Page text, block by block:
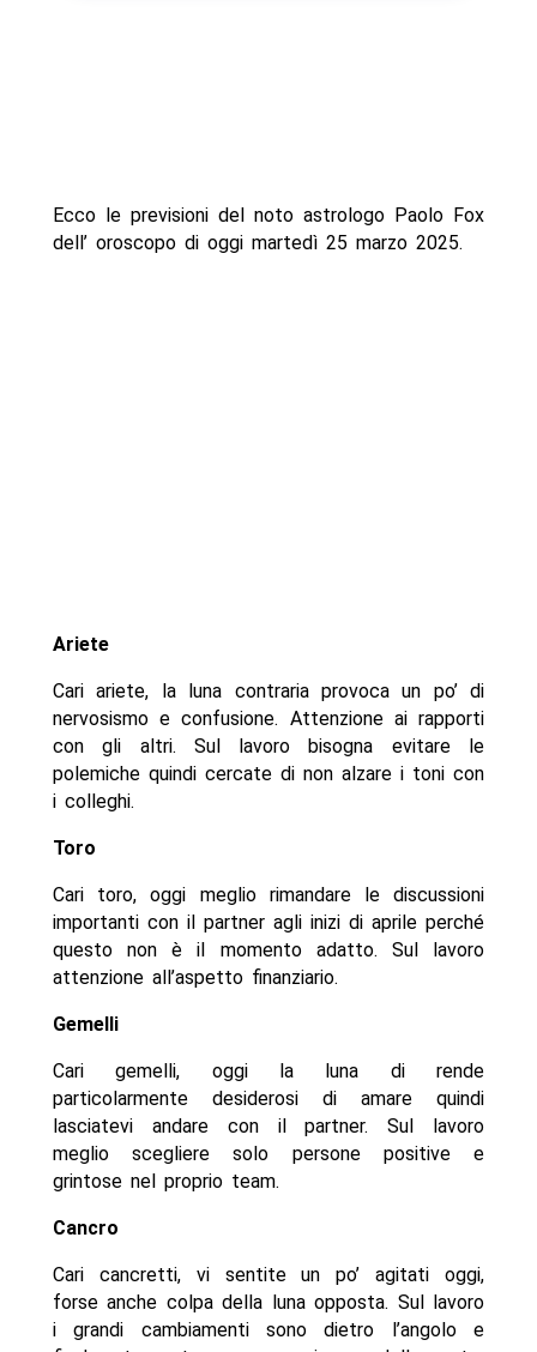
Ecco le previsioni del noto astrologo Paolo Fox
dell’ oroscopo di oggi martedì 25 marzo 2025.
Ariete
Cari ariete, la luna contraria provoca un po’ di
nervosismo e confusione. Attenzione ai rapporti
con gli altri. Sul lavoro bisogna evitare le
polemiche quindi cercate di non alzare i toni con
i colleghi.
Toro
Cari toro, oggi meglio rimandare le discussioni
importanti con il partner agli inizi di aprile perché
questo non è il momento adatto. Sul lavoro
attenzione all’aspetto finanziario.
Gemelli
Cari gemelli, oggi la luna di rende
particolarmente desiderosi di amare quindi
lasciatevi andare con il partner. Sul lavoro
meglio scegliere solo persone positive e
grintose nel proprio team.
Cancro
Cari cancretti, vi sentite un po’ agitati oggi,
forse anche colpa della luna opposta. Sul lavoro
i grandi cambiamenti sono dietro l’angolo e